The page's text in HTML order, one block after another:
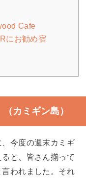
Cafe
にお勧め宿
カミギン島）
今度の週末カミギ
と、皆さん揃って
言われました。それ